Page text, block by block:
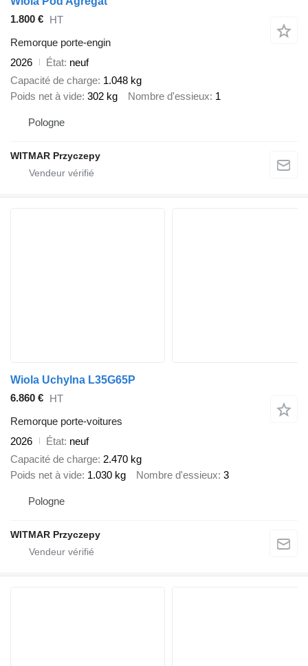
1.800 € HT
Remorque porte-engin
2026
État neuf
Capacité de charge 1.048 kg
Poids net à vide 302 kg Nombre d'essieux 1
Pologne
WITMAR Przyczepy
Wiola Uchylna L35G65P
6.860 € HT
Remorque porte-voitures
2026
État neuf
Capacité de charge 2.470 kg
Poids net à vide 1.030 kg Nombre d'essieux 3
Pologne
WITMAR Przyczepy